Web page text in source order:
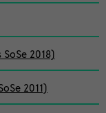
2018)
2011)